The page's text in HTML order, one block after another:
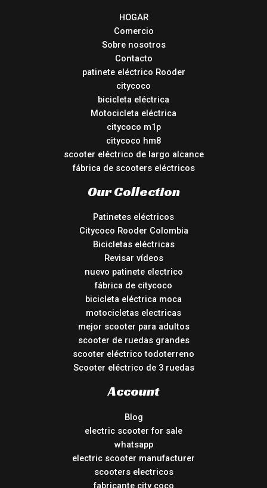
HOGAR
Comercio
Sobre nosotros
Contacto
patinete eléctrico Rooder
citycoco
bicicleta eléctrica
Motocicleta eléctrica
citycoco m1p
citycoco hm8
scooter eléctrico de largo alcance
fábrica de scooters eléctricos
Our Collection
Patinetes eléctricos
Citycoco Rooder Colombia
Bicicletas eléctricas
Revisar vídeos
nuevo patinete electrico
fábrica de citycoco
bicicleta eléctrica moca
motocicletas electricas
mejor scooter para adultos
scooter de ruedas grandes
scooter eléctrico todoterreno
Scooter eléctrico de 3 ruedas
Account
Blog
electric scooter for sale
whatsapp
electric scooter manufacturer
scooters electricos